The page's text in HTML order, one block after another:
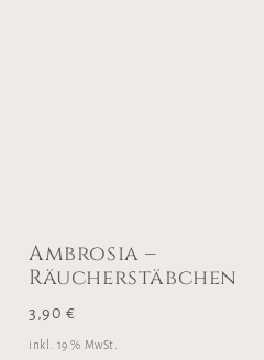
Ambrosia –
Räucherstäbchen
3,90 €
inkl. 19 % MwSt.